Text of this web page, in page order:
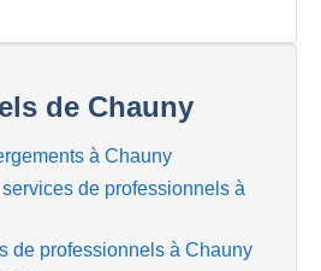
de Chauny
à Chauny
de professionnels à
de professionnels à Chauny